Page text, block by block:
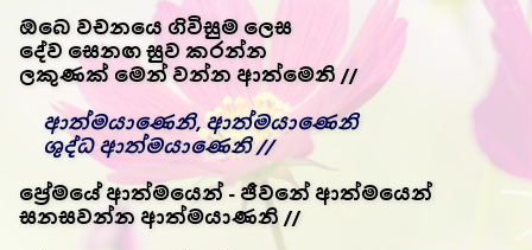
ඔබෙ වචනයෙ ගිවිසුම ලෙස
දේව සෙනඟ සුව කරන්න
ලකුණක් මෙන් වන්න ආත්මෙනි //
ආත්මයාණෙනි, ආත්මයාණෙනි
ශුද්ධ ආත්මයාණෙනි //
ප්‍රේමයේ ආත්මයෙන් - ජීවනේ ආත්මයෙන්
සනසවන්න ආත්මයාණනි //